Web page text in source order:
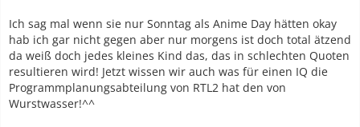
Ich sag mal wenn sie nur Sonntag als Anime Day hätten okay
hab ich gar nicht gegen aber nur morgens ist doch total ätzend
da weiß doch jedes kleines Kind das, das in schlechten Quoten
resultieren wird! Jetzt wissen wir auch was für einen IQ die
Programmplanungsabteilung von RTL2 hat den von
Wurstwasser!^^